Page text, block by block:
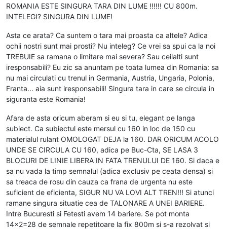
ROMANIA ESTE SINGURA TARA DIN LUME !!!!!! CU 800m.
INTELEGI? SINGURA DIN LUME!
Asta ce arata? Ca suntem o tara mai proasta ca altele? Adica
ochii nostri sunt mai prosti? Nu inteleg? Ce vrei sa spui ca la noi
TREBUIE sa ramana o limitare mai severa? Sau ceilalti sunt
iresponsabili? Eu zic sa anuntam pe toata lumea din Romania: sa
nu mai circulati cu trenul in Germania, Austria, Ungaria, Polonia,
Franta... aia sunt iresponsabili! Singura tara in care se circula in
siguranta este Romania!
Afara de asta oricum aberam si eu si tu, elegant pe langa
subiect. Ca subiectul este mersul cu 160 in loc de 150 cu
materialul rulant OMOLOGAT DEJA la 160. DAR ORICUM ACOLO
UNDE SE CIRCULA CU 160, adica pe Buc-Cta, SE LASA 3
BLOCURI DE LINIE LIBERA IN FATA TRENULUI DE 160. Si daca e
sa nu vada la timp semnalul (adica exclusiv pe ceata densa) si
sa treaca de rosu din cauza ca frana de urgenta nu este
suficient de eficienta, SIGUR NU VA LOVI ALT TREN!!! Si atunci
ramane singura situatie cea de TALONARE A UNEI BARIERE.
Intre Bucuresti si Fetesti avem 14 bariere. Se pot monta
14x2=28 de semnale repetitoare la fix 800m si s-a rezolvat si